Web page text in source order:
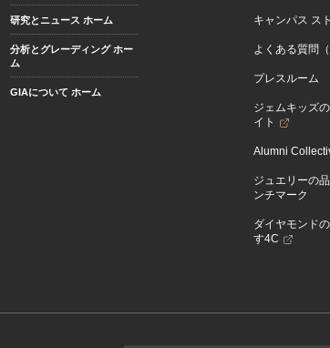
研究とニュース ホーム
分析とグレーディング ホー
ム
GIAについて ホーム
キャンパス ス
よくある質問（
プレスルーム
ジェムキッズ
イト
Alumni
ジュエリーの
ンチマーク
ダイヤモンド
す4C